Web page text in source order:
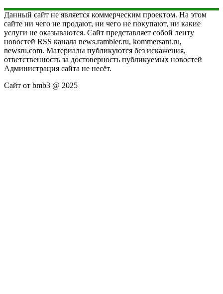
Данный сайт не является коммерческим проектом. На этом
сайте ни чего не продают, ни чего не покупают, ни какие
услуги не оказываются. Сайт представляет собой ленту
новостей RSS канала news.rambler.ru, kommersant.ru,
newsru.com. Материалы публикуются без искажения,
ответственность за достоверность публикуемых новостей
Администрация сайта не несёт.
Сайт от bmb3 @ 2025